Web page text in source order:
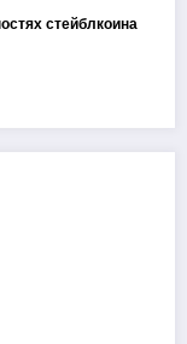
стейблкоина